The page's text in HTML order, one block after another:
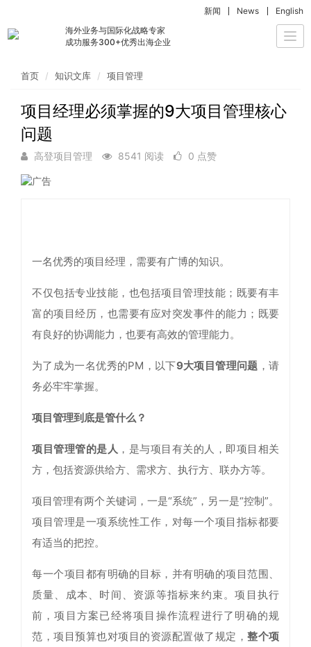
海外业务与国际化战略专家
成功服务300+优秀出海企业
新闻 News English
首页 知识文库 项目管理
项目经理必须掌握的9大项目管理核心
问题
高登项目管理 8541 阅读 0 点赞
一名优秀的项目经理，需要有广博的知识。
不仅包括专业技能，也包括项目管理技能；既要有丰
富的项目经历，也需要有应对突发事件的能力；既要
有良好的协调能力，也要有高效的管理能力。
为了成为一名优秀的PM，以下9大项目管理问题 ，请
务必牢牢掌握。
项目管理到底是管什么？
项目管理管的是人 ，是与项目有关的人，即项目相关
方，包括资源供给方、需求方、执行方、联办方等。
项目管理有两个关键词，一是“系统”，另一是“控制”。
项目管理是一项系统性工作，对每一个项目指标都要
有适当的把控。
每一个项目都有明确的目标，并有明确的项目范围、
质量、成本、时间、资源等指标来约束。项目执行
前，项目方案已经将项目操作流程进行了明确的规
范，项目预算也对项目的资源配置做了规定， 整个项